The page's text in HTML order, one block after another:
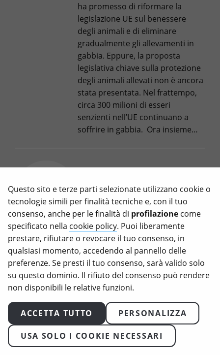
ha promesso di riformare la
legislazione UE sul benessere
degli animali e di eliminare
gradualmente gli allevamenti in
gabbia. Eppure, la proposta
legislativa chiave sulla protezione
degli animali allevati non è ancora
stata presentata. Nel frattempo,
circa 300 milioni di esseri
senzienti nell’UE continuano a
soffrire in gabbia. Ora insieme…
UE sui nomi veg è una
legge inutile (e ipocrita)
Marzo 11, 2026
C’è voluto quasi un decennio di
battaglie, voti e capovolgimenti
per arrivare a uno dei risultati più
surreali della legislazione europea
recente, quello sul meat
sounding: d’ora in poi, chiamare
“bistecca” un prodotto a base
vegetale sarà illegale in Europa.
Cos’è il meat sounding e perché
l’UE vuole vietarlo Il “meat
Questo sito e terze parti selezionate utilizzano cookie o
tecnologie simili per finalità tecniche e, con il tuo
consenso, anche per le finalità di profilazione come
specificato nella cookie policy. Puoi liberamente
prestare, rifiutare o revocare il tuo consenso, in
qualsiasi momento, accedendo al pannello delle
preferenze. Se presti il tuo consenso, sarà valido solo
su questo dominio. Il rifiuto del consenso può rendere
non disponibili le relative funzioni.
ACCETTA TUTTO PERSONALIZZA
USA SOLO I COOKIE NECESSARI